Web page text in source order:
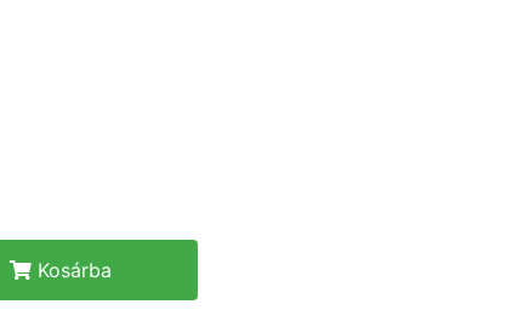
Kosárba